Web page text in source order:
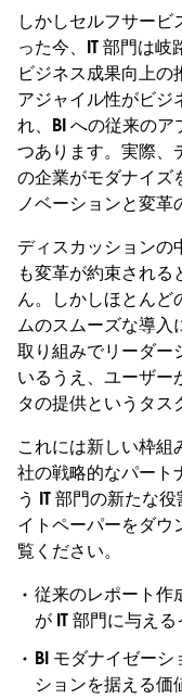
しかしセルフサービ
った今、IT 部門は岐
ビジネス成果向上の
アジャイル性がビジ
れ、BI への従来の
つあります。実際、
の企業がモダナイズ
ノベーションと変革
ディスカッションの
も変革が約束され
ん。しかしほとんど
ムのスムーズな導入
取り組みでリーダー
いるうえ、ユーザー
タの提供というタス
これには新しい枠組
社の戦略的なパート
う IT 部門の新たな
イトペーパーをダウ
覧ください。
従来のレポート作
が IT 部門に与える
BI モダナイゼー
ションを据える価